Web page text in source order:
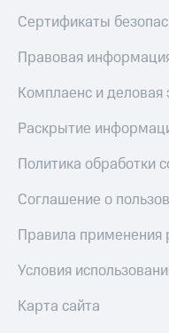
Сертификаты
Правовая
Комплаенс и деловая
Раскрытие
Политика обработки
Соглашение о
Правила применения
Условия
Карта сайта